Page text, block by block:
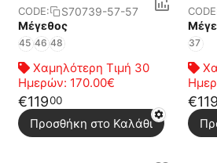
CODE:
S70739-57-57
Μέγεθος
45 46 48
Χαμηλότερη Τιμή 30
Ημερών: 170.00€
€11900
Προσθήκη στο Καλάθι
37
€119